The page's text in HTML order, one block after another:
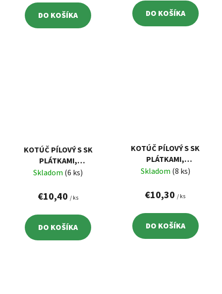
DO KOŠÍKA DO KOŠÍKA
KOTÚČ PÍLOVÝ S SK
PLÁTKAMI,
160X2,0X30MM, 36Z
Skladom (6 ks)
€10,40 / ks
DO KOŠÍKA
KOTÚČ PÍLOVÝ S SK
PLÁTKAMI,
165X2,0X20MM, 24Z
Skladom (8 ks)
€10,30 / ks
DO KOŠÍKA